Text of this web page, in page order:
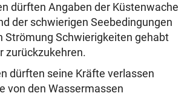
dürften Angaben der Küstenwache
der schwierigen Seebedingungen
Strömung Schwierigkeiten gehabt
zurückzukehren.
dürften seine Kräfte verlassen
von den Wassermassen